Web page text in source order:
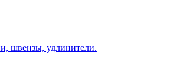
швензы, удлинители.